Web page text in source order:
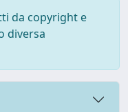
da copyright e
diversa